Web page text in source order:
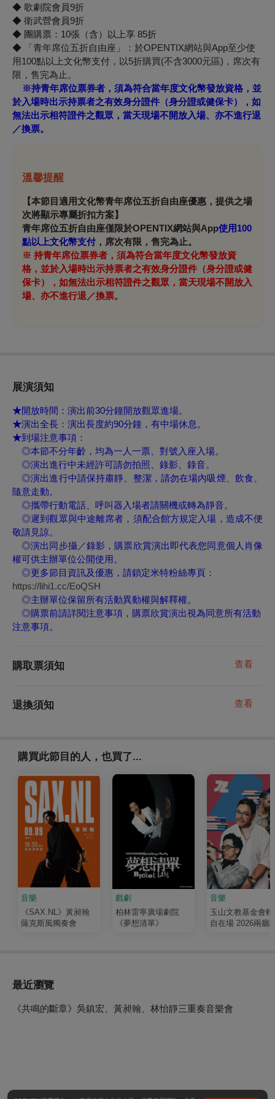
◆ 歌劇院會員9折
◆ 衛武營會員9折
◆ 團購票：10張（含）以上享 85折
◆
「青年席位五折自由座」：於OPENTIX網站與App至少使
用100點以上文化幣支付，以5折購買(不含3000元區)，席次有
限，售完為止。
※持青年席位票券者，須為符合當年度文化幣發放資格，並
於入場時出示持票者之有效身分證件（身分證或健保卡），如
無法出示相符證件之觀眾，當天現場不開放入場、亦不進行退
／換票。
溫馨提醒
【本節目適用文化幣青年席位五折自由座優惠，提供之場
次將顯示專屬折扣方案】
青年席位五折自由座僅限於OPENTIX網站與App使用100
點以上文化幣支付 ，席次有限，售完為止。
※ 持青年席位票券者，須為符合當年度文化幣發放資
格，並於入場時出示持票者之有效身分證件（身分證或健
保卡），如無法出示相符證件之觀眾，當天現場不開放入
場、亦不進行退／換票。
展演須知
★開放時間： 演出前30分鐘開放觀眾進場。
★演出全長： 演出長度約90分鐘，有中場休息。
★到場注意事項：
◎本節不分年齡，均為一人一票、對號入座入場。
◎演出進行中未經許可請勿拍照、錄影、錄音。
◎演出進行中請保持肅靜、整潔，請勿在場內吸煙、飲食、
隨意走動。
◎攜帶行動電話、呼叫器入場者請關機或轉為靜音。
◎遲到觀眾與中途離席者，須配合館方規定入場，造成不便
敬請見諒。
◎演出同步攝／錄影，購票欣賞演出即代表您同意個人肖像
權可供主辦單位公開使用。
◎更多節目資訊及優惠，請鎖定米特粉絲專頁：
https://lihi1.cc/EoQSH
◎主辦單位保留所有活動異動權與解釋權。
◎購票前請詳閱注意事項，購票欣賞演出視為同意所有活動
注意事項。
購取票須知 查看
退換須知 查看
購買此節目的人，也買了...
音樂
《SAX.NL》黃昶翰
薩克斯風獨奏會
戲劇
柏林雷寧廣場劇院
《夢想清單》
音樂
玉山文教基金會輕
自在場 2026兩廳院夏
最近瀏覽
《共鳴的斷章》吳鎮宏、黃昶翰、林怡靜三重奏音樂會